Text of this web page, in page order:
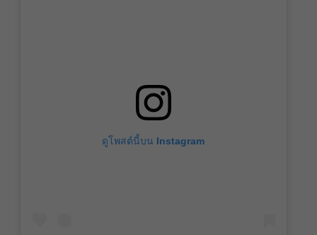
ดูโพสต์นี้บน Instagram